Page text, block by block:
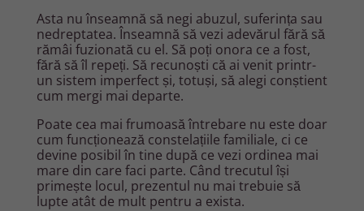
Asta nu înseamnă să negi abuzul, suferința sau
nedreptatea. Înseamnă să vezi adevărul fără să
rămâi fuzionată cu el. Să poți onora ce a fost,
fără să îl repeți. Să recunoști că ai venit printr-
un sistem imperfect și, totuși, să alegi conștient
cum mergi mai departe.
Poate cea mai frumoasă întrebare nu este doar
cum funcționează constelațiile familiale, ci ce
devine posibil în tine după ce vezi ordinea mai
mare din care faci parte. Când trecutul își
primește locul, prezentul nu mai trebuie să
lupte atât de mult pentru a exista.